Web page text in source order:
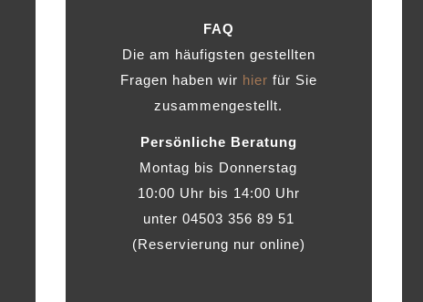
FAQ
Die am häufigsten gestellten
Fragen haben wir hier für Sie
zusammengestellt.
Persönliche Beratung
Montag bis Donnerstag
10:00 Uhr bis 14:00 Uhr
unter 04503 356 89 51
(Reservierung nur online)